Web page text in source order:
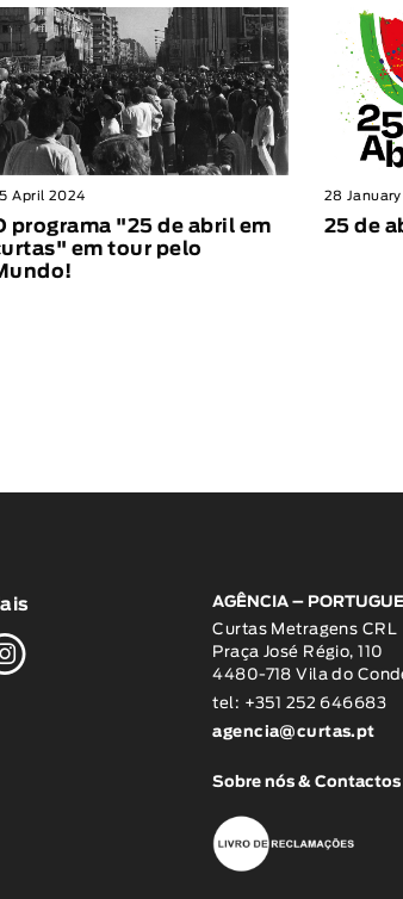
April 2024
programa "25 de abril em
em tour pelo
28
25 de
AGÊNCIA –
Curtas Metragens CRL
Praça José Régio, 110
4480-718 Vila do
tel: +351 252 646683
agencia@curtas.pt
Sobre nós & Contactos